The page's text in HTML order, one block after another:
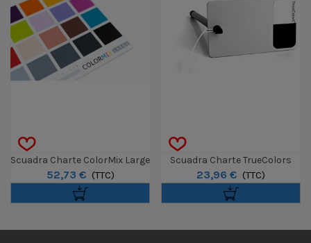
Scuadra Charte ColorMix Large
52,73 € (TTC)
Scuadra Charte TrueColors
Small
23,96 € (TTC)